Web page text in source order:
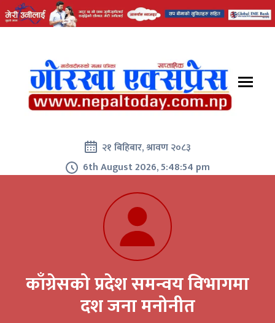
२१ बिहिबार, श्रावण २०८३
6th August 2026, 5:48:54 pm
काँग्रेसको प्रदेश समन्वय विभागमा
दश जना मनोनीत